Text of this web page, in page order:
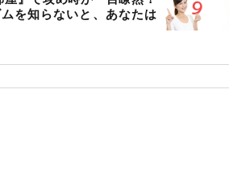
を知らないと、あなたは